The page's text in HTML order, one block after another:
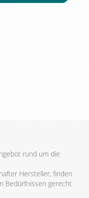
rund um die
Hersteller, finden
Bedürfnissen gerecht